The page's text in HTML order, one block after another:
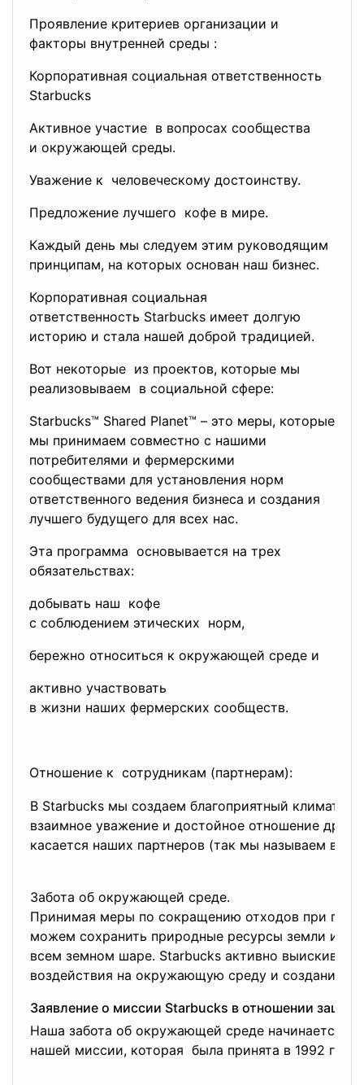
Проявление критериев организации и
факторы внутренней среды :
Корпоративная социальная ответственность
Starbucks
Активное участие в вопросах сообщества
и окружающей среды.
Уважение к человеческому достоинству.
Предложение лучшего кофе в мире.
Каждый день мы следуем этим руководящим
принципам, на которых основан наш бизнес.
Корпоративная социальная
ответственность Starbucks имеет долгую
историю и стала нашей доброй традицией.
Вот некоторые из проектов, которые мы
реализовываем в социальной сфере:
Starbucks™ Shared Planet™ – это меры, которые
мы принимаем совместно с нашими
потребителями и фермерскими
сообществами для установления норм
ответственного ведения бизнеса и создания
лучшего будущего для всех нас.
Эта программа основывается на трех
обязательствах:
добывать наш кофе
с соблюдением этических норм,
бережно относиться к окружающей среде и
активно участвовать
в жизни наших фермерских сообществ.
Отношение к сотрудникам (партнерам):
В Starbucks мы создаем благоприятный климат
взаимное уважение и достойное отношение друг
касается наших партнеров (так мы называем
Забота об окружающей среде.
Принимая меры по сокращению отходов при
можем сохранить природные ресурсы земли и
всем земном шаре. Starbucks активно
воздействия на окружающую среду и создания
Заявление о миссии Starbucks в отношении
Наша забота об окружающей среде начинается с
нашей миссии, которая была принята в 1992 году.